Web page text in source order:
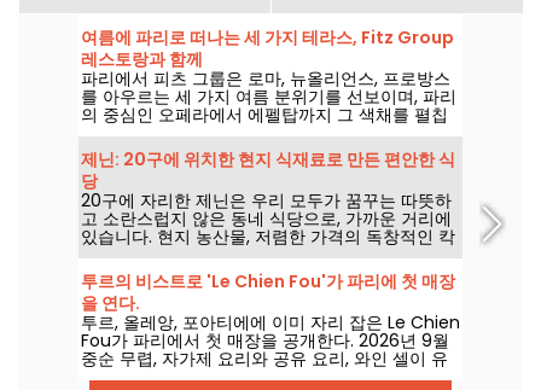
여름에 파리로 떠나는 세 가지 테라스, Fitz Group
레스토랑과 함께
파리에서 피츠 그룹은 로마, 뉴올리언스, 프로방스
를 아우르는 세 가지 여름 분위기를 선보이며, 파리
의 중심인 오페라에서 에펠탑까지 그 색채를 펼칩
니다. 각 매장의 테라스 덕분에 수도를 벗어나지 않
는 하나의 특별한 정차를 제공합니다.
제닌: 20구에 위치한 현지 식재료로 만든 편안한 식
당
20구에 자리한 제닌은 우리 모두가 꿈꾸는 따뜻하
고 소란스럽지 않은 동네 식당으로, 가까운 거리에
있습니다. 현지 농산물, 저렴한 가격의 독창적인 칵
테일, 친근한 분위기: 이곳의 모든 음식은 직접 만
든, 그리고 진심에서 우러나온 것입니다.
투르의 비스트로 'Le Chien Fou'가 파리에 첫 매장
을 연다.
투르, 올레앙, 포아티에에 이미 자리 잡은 Le Chien
Fou가 파리에서 첫 매장을 공개한다. 2026년 9월
중순 무렵, 자가제 요리와 공유 요리, 와인 셀이 유
명한 이 비스트로가 파리 2구 Rue Feydeau에서